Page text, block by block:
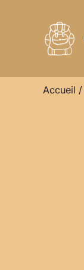
Accueil